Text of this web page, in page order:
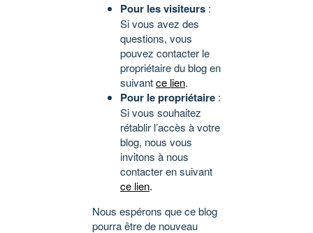
Pour les visiteurs :
Si vous avez des
questions, vous
pouvez contacter le
propriétaire du blog en
suivantce lien.
Pour le propriétaire :
Si vous souhaitez
rétablir l’accès à votre
blog, nous vous
invitons à nous
contacter en suivant
ce lien.
Nous espérons que ce blog
pourra être de nouveau